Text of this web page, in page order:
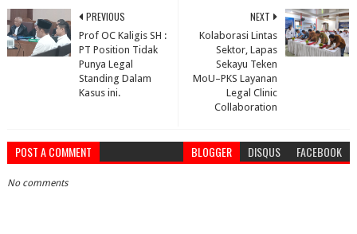
NEXT
Kolaborasi Lintas
Sektor, Lapas
Sekayu Teken
MoU–PKS Layanan
Legal Clinic
Collaboration
PREVIOUS
Prof OC Kaligis SH :
PT Position Tidak
Punya Legal
Standing Dalam
Kasus ini.
POST A COMMENT BLOGGER DISQUS FACEBOOK
No comments